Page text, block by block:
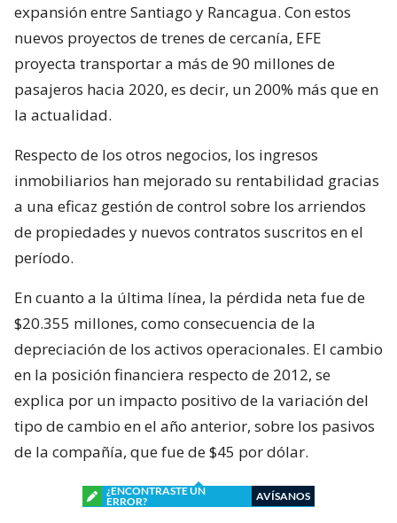
expansión entre Santiago y Rancagua. Con estos
nuevos proyectos de trenes de cercanía, EFE
proyecta transportar a más de 90 millones de
pasajeros hacia 2020, es decir, un 200% más que en
la actualidad.
Respecto de los otros negocios, los ingresos
inmobiliarios han mejorado su rentabilidad gracias
a una eficaz gestión de control sobre los arriendos
de propiedades y nuevos contratos suscritos en el
período.
En cuanto a la última línea, la pérdida neta fue de
$20.355 millones, como consecuencia de la
depreciación de los activos operacionales. El cambio
en la posición financiera respecto de 2012, se
explica por un impacto positivo de la variación del
tipo de cambio en el año anterior, sobre los pasivos
de la compañía, que fue de $45 por dólar.
¿ENCONTRASTE UN
ERROR?
AVÍSANOS